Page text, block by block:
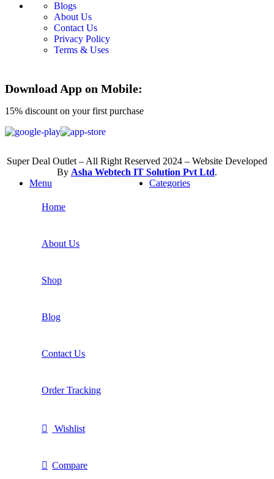
Blogs
About Us
Contact Us
Privacy Policy
Terms & Uses
Download App on Mobile:
15% discount on your first purchase
Super Deal Outlet – All Right Reserved 2024 – Website Developed
By Asha Webtech IT Solution Pvt Ltd.
Menu
Categories
Home
About Us
Shop
Blog
Contact Us
Order Tracking
Wishlist
Compare